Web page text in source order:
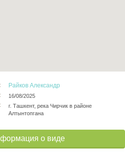
Райков Александр
16/08/2025
г. Ташкент, река Чирчик в районе
Алтынтопгана
о виде